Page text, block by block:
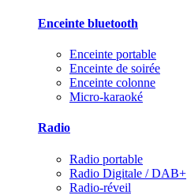
Enceinte bluetooth
Enceinte portable
Enceinte de soirée
Enceinte colonne
Micro-karaoké
Radio
Radio portable
Radio Digitale / DAB+
Radio-réveil